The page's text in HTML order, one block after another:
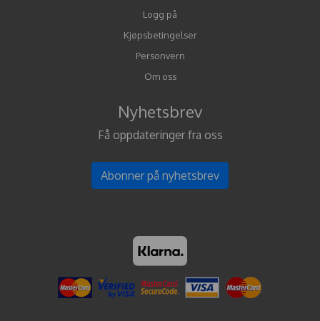
Logg på
Kjøpsbetingelser
Personvern
Om oss
Nyhetsbrev
Få oppdateringer fra oss
Abonner på nyhetsbrev